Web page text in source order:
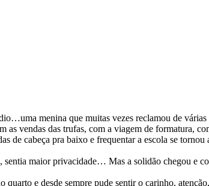
menina que muitas vezes reclamou de
as vendas das trufas, com a viagem de formatura,
de cabeça pra baixo e frequentar a escola se
maior privacidade… Mas a solidão chegou e
quarto e desde sempre pude sentir o carinho,